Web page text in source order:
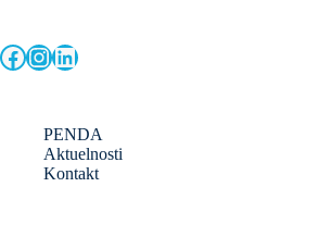
Facebook
Instagram
LinkedIn
PENDA
Aktuelnosti
Kontakt